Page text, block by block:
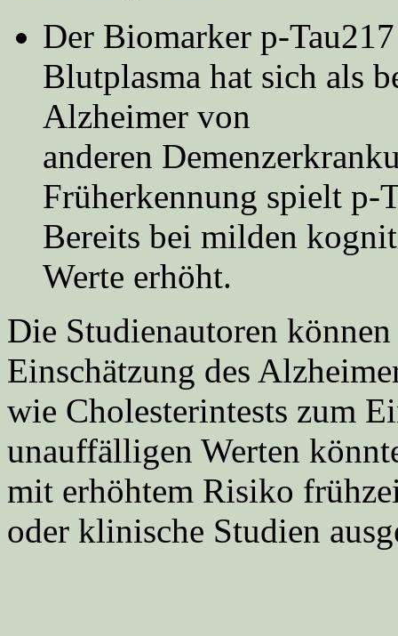
Der Biomarker p-
Blutplasma hat sich als
Alzheimer von
anderen
Früherkennung spielt p-
Bereits bei milden
Werte erhöht.
Die Studienautoren
Einschätzung des
wie Cholesterintests zum
unauffälligen Werten
mit erhöhtem Risiko
oder klinische Studien